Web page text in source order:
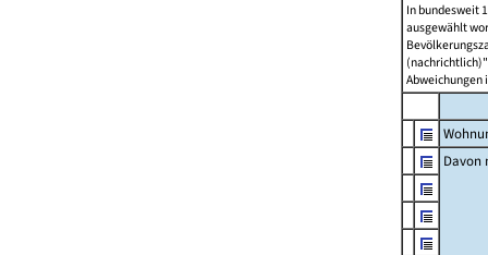
In bundesweit
ausgewählt
Abweichungen
Davon